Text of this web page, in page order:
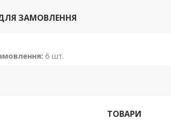
ЗАМОВЛЕННЯ
6 шт.
ТОВАРИ